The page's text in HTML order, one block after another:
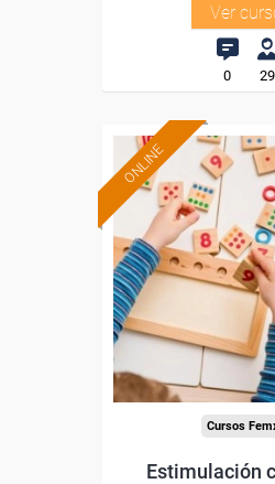
Ver
0 29
ONLINE
Formación
Para
trabajadores y
-
Cursos
Estimulación